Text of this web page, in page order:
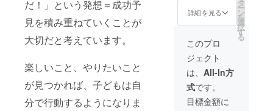
だ！」という発想＝成功予
見を積み重ねていくことが
大切だと考えています。
楽しいこと、やりたいこと
が見つかれば、子どもは自
分で行動するようになりま
メージ
が相違
する場
合等、
掲載を
お断り
させて
いただ
く場合
があり
ます。
す。 お
送りし
た活動
報告の
内容
を、あ
なたの
会社の
HPなど
でPRに
お使い
企業ロ
ゴを入
れられ
る権利
です。
子ども
たちの
大切な
想い出
作りの
ため
詳細を見る
タ
ー
ン
を
選
択
す
る
このプロ
ジェクト
は、 All-In方
式です。
目標金額に